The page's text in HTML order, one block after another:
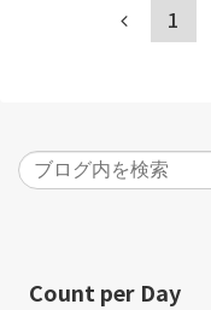
1
Count per Day